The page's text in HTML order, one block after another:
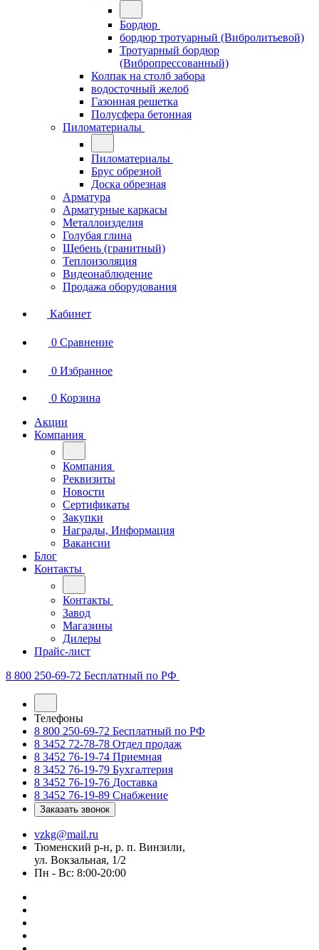
Бордюр
бордюр тротуарный (Вибролитьевой)
Тротуарный бордюр
(Вибропрессованный)
Колпак на столб забора
водосточный желоб
Газонная решетка
Полусфера бетонная
Пиломатериалы
Пиломатериалы
Брус обрезной
Доска обрезная
Арматура
Арматурные каркасы
Металлоизделия
Голубая глина
Щебень (гранитный)
Теплоизоляция
Видеонаблюдение
Продажа оборудования
Кабинет
0 Сравнение
0 Избранное
0 Корзина
Акции
Компания
Компания
Реквизиты
Новости
Сертификаты
Закупки
Награды, Информация
Вакансии
Блог
Контакты
Контакты
Завод
Магазины
Дилеры
Прайс-лист
8 800 250-69-72 Бесплатный по РФ
Телефоны
8 800 250-69-72 Бесплатный по РФ
8 3452 72-78-78 Отдел продаж
8 3452 76-19-74 Приемная
8 3452 76-19-79 Бухгалтерия
8 3452 76-19-76 Доставка
8 3452 76-19-89 Снабжение
Заказать звонок
vzkg@mail.ru
Тюменский р-н, р. п. Винзили,
ул. Вокзальная, 1/2
Пн - Вс: 8:00-20:00